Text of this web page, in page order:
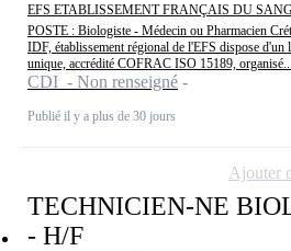
EFS ETABLISSEMENT FRANÇAIS DU
POSTE : Biologiste - Médecin ou Pharmacien
IDF, établissement régional de l'EFS dispose
unique, accrédité COFRAC ISO 15189, organisé...
CDI - Non renseigné
Publié il y a plus de 30 jours
TECHNICIEN-NE
- H/F
Ajouter